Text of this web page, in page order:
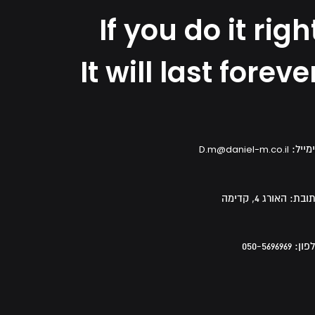
If you do it
It will last
D.m@daniel-m.co.il
האורג 4, קדימה
050-5696969